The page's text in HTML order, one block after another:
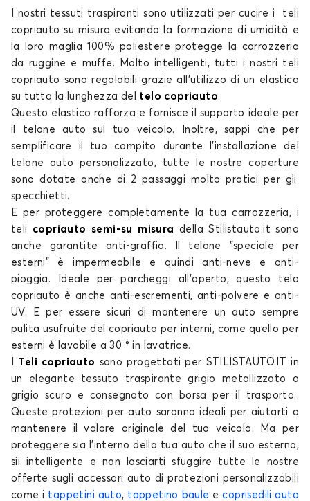
Telo copriauto per VOLKSWAGEN EOS
FOX
Telo copriauto per VOLKSWAGEN FOX
Telo copriauto per VOLKSWAGEN GOLF 1
GOLF 2
Telo copriauto per VOLKSWAGEN GOLF 2
I nostri tessuti traspiranti sono utilizzati per cucire i teli
copriauto su misura evitando la formazione di umidità e
la loro maglia 100% poliestere protegge la carrozzeria
da ruggine e muffe. Molto intelligenti, tutti i nostri teli
copriauto sono regolabili grazie all'utilizzo di un elastico
su tutta la lunghezza del telo copriauto.
Questo elastico rafforza e fornisce il supporto ideale per
il telone auto
sul tuo veicolo. Inoltre, sappi che per
semplificare il tuo compito durante l'installazione del
telone auto personalizzato, tutte le nostrecoperture
sono dotate anche di 2 passaggi molto pratici per gli
specchietti.
E per proteggere completamente la tua carrozzeria, i
teli copriauto semi-su misura della Stilistauto.it sono
anche garantite anti-graffio. Il telone
"speciale per
esterni" è impermeabile e quindi anti-neve e anti-
pioggia. Ideale per parcheggi all'aperto, questo telo
copriauto è anche anti-escrementi, anti-polvere e anti-
UV. E per essere sicuri di mantenere un auto sempre
pulita usufruite del copriauto per interni, come quello per
esterni è lavabile a 30 ° in lavatrice.
Teli copriauto sono progettati per STILISTAUTO.IT in
un elegante tessuto traspirante grigio metallizzato o
grigio scuro e consegnato con borsa per il trasporto..
Queste protezioni per auto saranno ideali per aiutarti a
mantenere il valore originale del tuo veicolo . Ma per
proteggere sia l'interno della tua auto che il suo esterno,
sii intelligente e non lasciarti sfuggire tutte le nostre
offerte sugli accessori auto di protezioni personalizzabili
come i tappetini auto, tappetino baule ecoprisedili auto